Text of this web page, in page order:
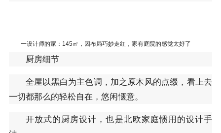
一设计师的家：145㎡，因布局巧妙走红，家有庭院的感觉太好了
厨房细节
全屋以黑白为主色调，加之原木风的点缀，看上去
一切都那么的轻松自在，悠闲惬意。
开放式的厨房设计，也是北欧家庭惯用的设计手